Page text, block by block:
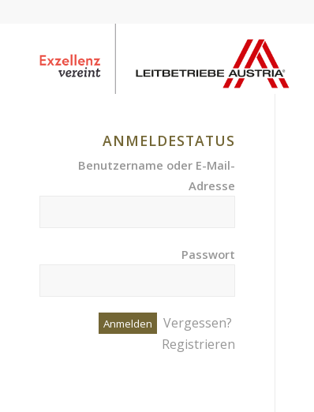
ANMELDESTATUS
Benutzername oder E-Mail-
Adresse
Passwort
Vergessen?
Registrieren